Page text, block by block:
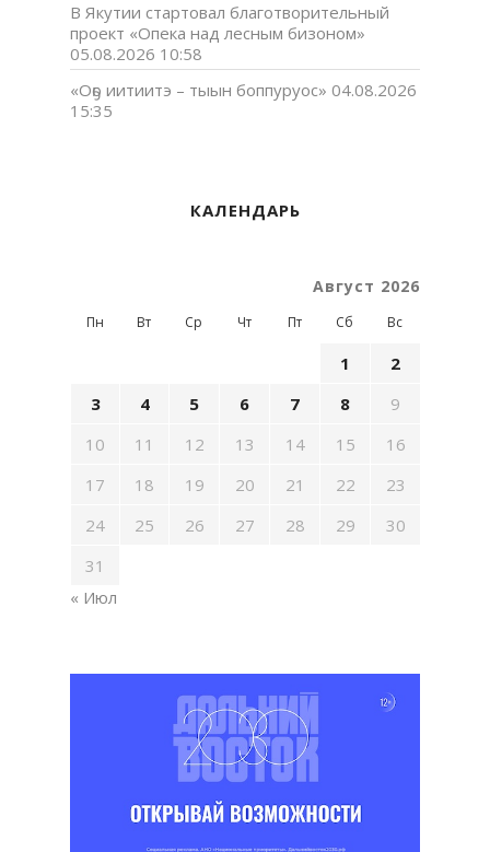
В Якутии стартовал благотворительный
проект «Опека над лесным бизоном»
05.08.2026 10:58
«Оҕо иитиитэ – тыын боппуруос» 04.08.2026
15:35
КАЛЕНДАРЬ
Август 2026
Пн Вт Ср Чт Пт Сб Вс
1
2
3
4 5 6 7 8
9
10
11 12 13 14 15
16
17
18 19 20 21 22
23
24
25 26 27 28 29
30
31
« Июл